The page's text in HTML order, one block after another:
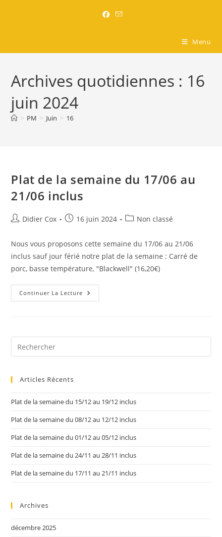
Menu
Archives quotidiennes : 16
juin 2024
> PM > Juin > 16
Plat de la semaine du 17/06 au
21/06 inclus
Didier Cox 16 juin 2024 Non classé
Nous vous proposons cette semaine du 17/06 au 21/06
inclus sauf jour férié notre plat de la semaine : Carré de
porc, basse température, "Blackwell" (16,20€)
Continuer La Lecture
Articles Récents
Plat de la semaine du 15/12 au 19/12 inclus
Plat de la semaine du 08/12 au 12/12 inclus
Plat de la semaine du 01/12 au 05/12 inclus
Plat de la semaine du 24/11 au 28/11 inclus
Plat de la semaine du 17/11 au 21/11 inclus
Archives
décembre 2025